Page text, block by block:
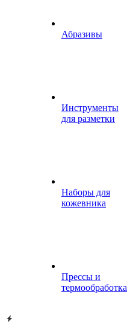
Абразивы
Инструменты
для разметки
Наборы для
кожевника
Прессы и
термообработка